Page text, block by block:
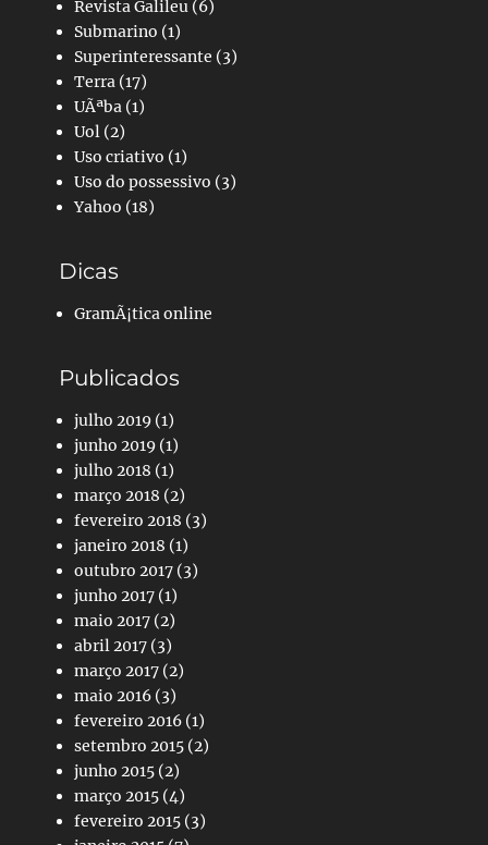
Revista Galileu (6)
Submarino (1)
Superinteressante (3)
Terra (17)
UÃªba (1)
Uol (2)
Uso criativo (1)
Uso do possessivo (3)
Yahoo (18)
Dicas
GramÃ¡tica online
Publicados
julho 2019 (1)
junho 2019 (1)
julho 2018 (1)
março 2018 (2)
fevereiro 2018 (3)
janeiro 2018 (1)
outubro 2017 (3)
junho 2017 (1)
maio 2017 (2)
abril 2017 (3)
março 2017 (2)
maio 2016 (3)
fevereiro 2016 (1)
setembro 2015 (2)
junho 2015 (2)
março 2015 (4)
fevereiro 2015 (3)